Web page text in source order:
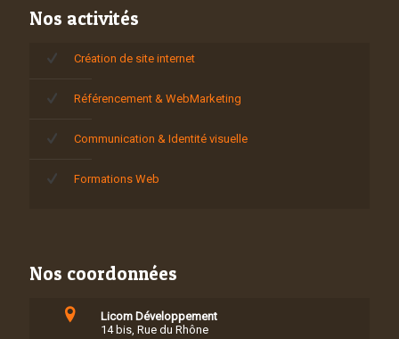
Nos activités
Création de site internet
Référencement & WebMarketing
Communication & Identité visuelle
Formations Web
Nos coordonnées
Licom Développement
14 bis, Rue du Rhône